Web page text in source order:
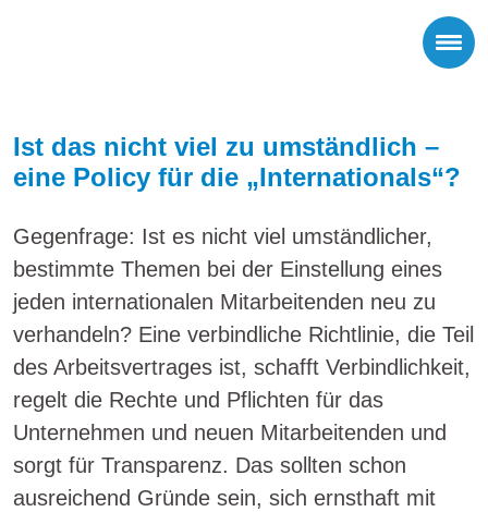
Ist das nicht viel zu umständlich –
eine Policy für die „Internationals“?
Gegenfrage: Ist es nicht viel umständlicher,
bestimmte Themen bei der Einstellung eines
jeden internationalen Mitarbeitenden neu zu
verhandeln? Eine verbindliche Richtlinie, die Teil
des Arbeitsvertrages ist, schafft Verbindlichkeit,
regelt die Rechte und Pflichten für das
Unternehmen und neuen Mitarbeitenden und
sorgt für Transparenz. Das sollten schon
ausreichend Gründe sein, sich ernsthaft mit